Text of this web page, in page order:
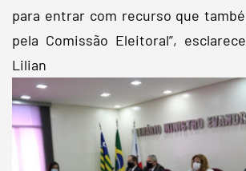
para entrar com recurso que
pela Comissão Eleitoral”,
Lilian